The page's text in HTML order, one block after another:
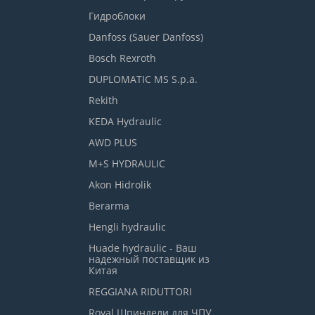
Гидроблоки
Danfoss (Sauer Danfoss)
Bosch Rexroth
DUPLOMATIC MS S.p.a.
Rekith
KEDA Hydraulic
AWD PLUS
M+S HYDRAULIC
Akon Hidrolik
Berarma
Hengli hydraulic
Huade hydraulic - Ваш
надежный поставщик из
Китая
REGGIANA RIDUTTORI